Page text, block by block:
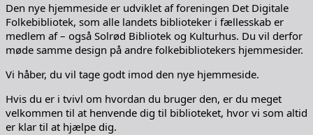
Den nye hjemmeside er udviklet af foreningen Det Digitale
Folkebibliotek, som alle landets biblioteker i fællesskab er
medlem af – også Solrød Bibliotek og Kulturhus. Du vil derfor
møde samme design på andre folkebibliotekers hjemmesider.
Vi håber, du vil tage godt imod den nye hjemmeside.
Hvis du er i tvivl om hvordan du bruger den, er du meget
velkommen til at henvende dig til biblioteket, hvor vi som altid
er klar til at hjælpe dig.